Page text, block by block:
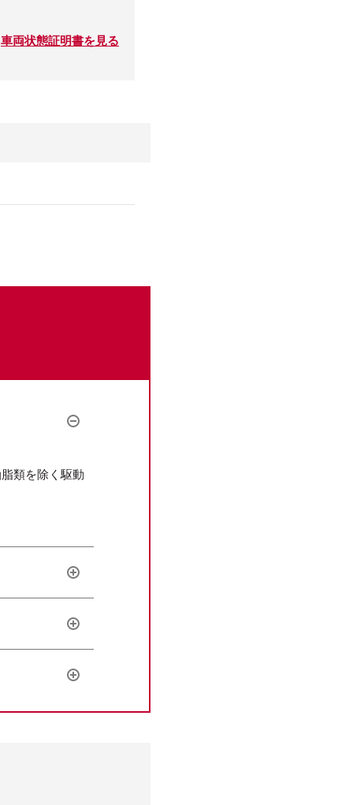
車両状態証明書を見る
類を除く駆動